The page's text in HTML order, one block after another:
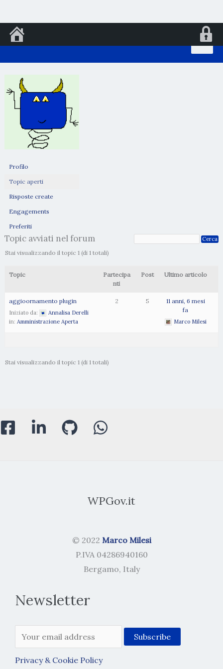
al
Profilo
Topic aperti
Risposte create
Engagements
Preferiti
Topic avviati nel forum
Stai visualizzando il topic 1 (di 1 totali)
Topic
Partecipa
nti
Post Ultimo articolo
aggioornamento plugin
Iniziato da:
Annalisa Derelli
in: Amministrazione Aperta
2 5
11 anni, 6 mesi
fa
Marco Milesi
Stai visualizzando il topic 1 (di 1 totali)
WPGov.it
© 2022 Marco Milesi
P.IVA 04286940160
Bergamo, Italy
Newsletter
Privacy & Cookie Policy